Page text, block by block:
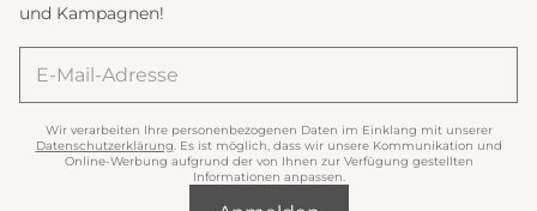
und Kampagnen!
Wir verarbeiten Ihre personenbezogenen Daten im Einklang mit unserer
Datenschutzerklärung . Es ist möglich, dass wir unsere Kommunikation und
Online-Werbung aufgrund der von Ihnen zur Verfügung gestellten
Informationen anpassen.